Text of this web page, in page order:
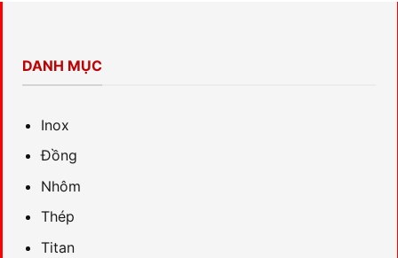
DANH MỤC
Inox
Đồng
Nhôm
Thép
Titan